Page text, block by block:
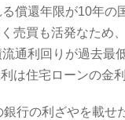
償還年限が10年の
売買も活発なため
通利回りが過去最
は住宅ローンの金
行の利ざやを載せ